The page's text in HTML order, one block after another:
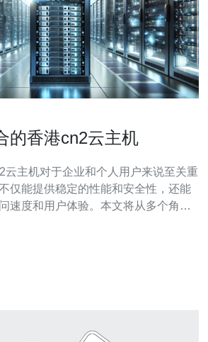
的香港cn2云主机
云主机对于企业和个人用户来说至关重
仅能提供稳定的性能和安全性，还能
速度和用户体验。本文将从多个角度
机因其优越的网络环境和高质量的服